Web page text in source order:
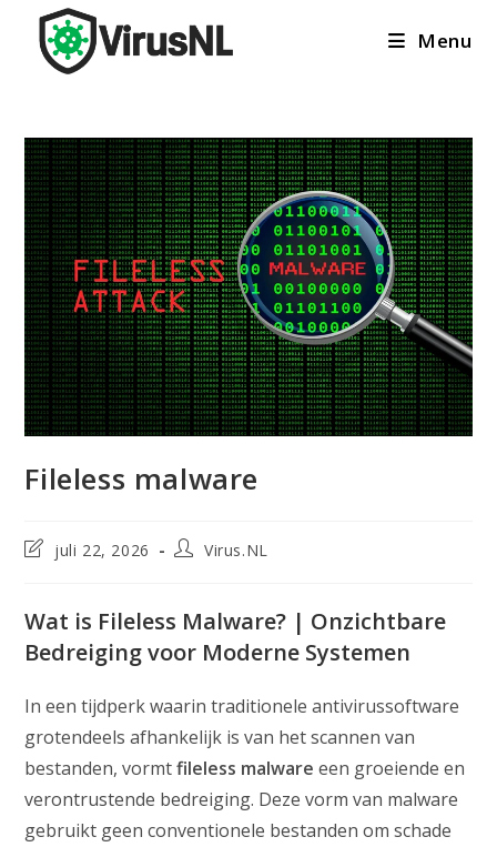
inhoud
Menu
Fileless malware
Laatste
bericht:
juli 22, 2026
BerichtVirus.NL
Wat is Fileless Malware? | Onzichtbare
Bedreiging voor Moderne Systemen
In een tijdperk waarin traditionele antivirussoftware
grotendeels afhankelijk is van het scannen van
bestanden, vormtfileless malware een groeiende en
verontrustende bedreiging. Deze vorm van malware
gebruikt geen conventionele bestanden om schade